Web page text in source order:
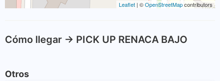
Leaflet | ©OpenStreetMapcontributors
Cómo llegar -> PICK UP RENACA BAJO
Otros